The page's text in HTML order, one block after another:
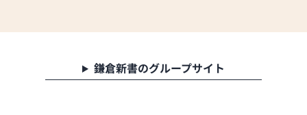
鎌倉新書のグループサイト